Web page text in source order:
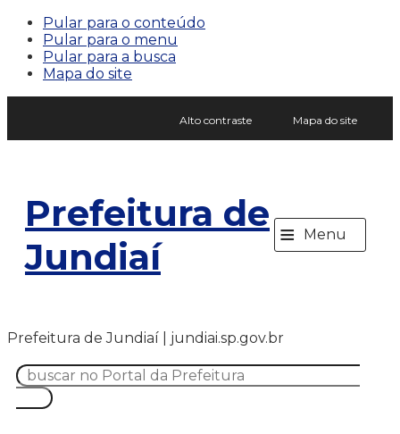
Pular para o conteúdo
Pular para o menu
Pular para a busca
Mapa do site
Alto contraste Mapa do site
Prefeitura de
Jundiaí
≡ Menu
Prefeitura de Jundiaí | jundiai.sp.gov.br